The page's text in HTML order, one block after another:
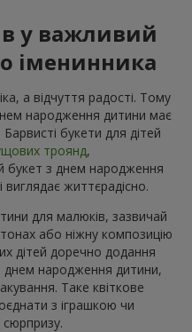
у важливий
іменинника
а відчуття радості. Тому
народження дитини має
букети для дітей
троянд,
букет з днем народження
виглядає життєрадісно.
для малюків, зазвичай
або ніжну композицію
дітей доречно додання
днем народження дитини,
Таке квіткове
з іграшкою чи